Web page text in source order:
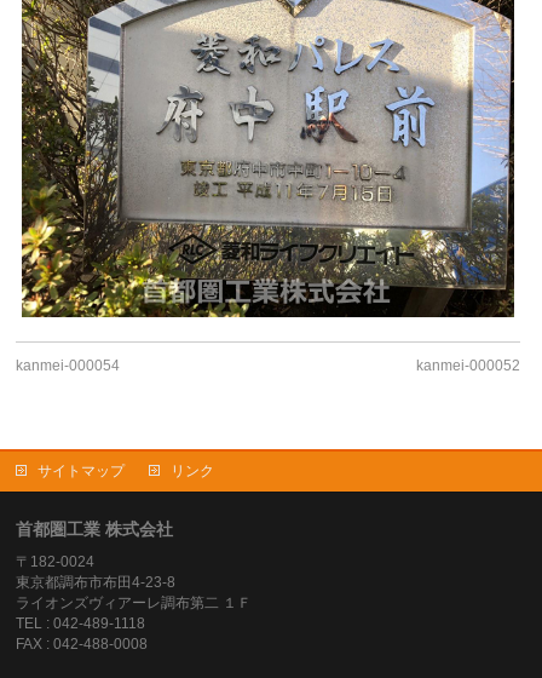
kanmei-000054 kanmei-000052
サイトマップ リンク
首都圏工業 株式会社
〒182-0024
東京都調布市布田4-23-8
ライオンズヴィアーレ調布第二 １Ｆ
TEL : 042-489-1118
FAX : 042-488-0008